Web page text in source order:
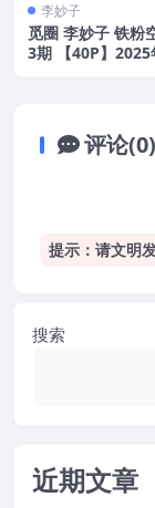
李妙子
觅圈 李妙子 铁粉
3期 【40P】2025
评论(0)
提示：请文明
搜索
近期文章